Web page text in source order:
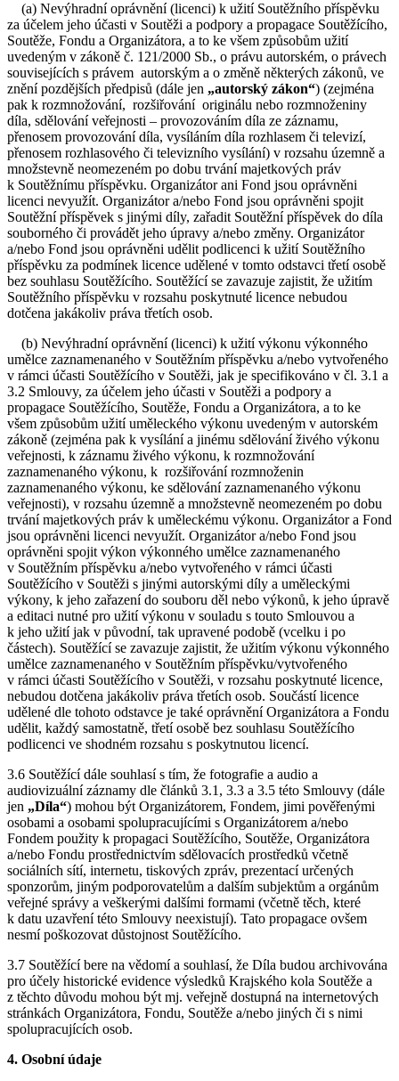
(a) Nevýhradní oprávnění (licenci) k užití Soutěžního příspěvku
za účelem jeho účasti v Soutěži a podpory a propagace Soutěžícího,
Soutěže, Fondu a Organizátora, a to ke všem způsobům užití
uvedeným v zákoně č. 121/2000 Sb., o právu autorském, o právech
souvisejících s právem autorským a o změně některých zákonů, ve
znění pozdějších předpisů (dále jen „autorský zákon“) (zejména
pak k rozmnožování, rozšiřování originálu nebo rozmnoženiny
díla, sdělování veřejnosti – provozováním díla ze záznamu,
přenosem provozování díla, vysíláním díla rozhlasem či televizí,
přenosem rozhlasového či televizního vysílání) v rozsahu územně a
množstevně neomezeném po dobu trvání majetkových práv
k Soutěžnímu příspěvku. Organizátor ani Fond jsou oprávněni
licenci nevyužít. Organizátor a/nebo Fond jsou oprávněni spojit
Soutěžní příspěvek s jinými díly, zařadit Soutěžní příspěvek do díla
souborného či provádět jeho úpravy a/nebo změny. Organizátor
a/nebo Fond jsou oprávněni udělit podlicenci k užití Soutěžního
příspěvku za podmínek licence udělené v tomto odstavci třetí osobě
bez souhlasu Soutěžícího. Soutěžící se zavazuje zajistit, že užitím
Soutěžního příspěvku v rozsahu poskytnuté licence nebudou
dotčena jakákoliv práva třetích osob.
(b) Nevýhradní oprávnění (licenci) k užití výkonu výkonného
umělce zaznamenaného v Soutěžním příspěvku a/nebo vytvořeného
v rámci účasti Soutěžícího v Soutěži, jak je specifikováno v čl. 3.1 a
3.2 Smlouvy, za účelem jeho účasti v Soutěži a podpory a
propagace Soutěžícího, Soutěže, Fondu a Organizátora, a to ke
všem způsobům užití uměleckého výkonu uvedeným v autorském
zákoně (zejména pak k vysílání a jinému sdělování živého výkonu
veřejnosti, k záznamu živého výkonu, k rozmnožování
zaznamenaného výkonu, k rozšiřování rozmnoženin
zaznamenaného výkonu, ke sdělování zaznamenaného výkonu
veřejnosti), v rozsahu územně a množstevně neomezeném po dobu
trvání majetkových práv k uměleckému výkonu. Organizátor a Fond
jsou oprávněni licenci nevyužít. Organizátor a/nebo Fond jsou
oprávněni spojit výkon výkonného umělce zaznamenaného
v Soutěžním příspěvku a/nebo vytvořeného v rámci účasti
Soutěžícího v Soutěži s jinými autorskými díly a uměleckými
výkony, k jeho zařazení do souboru děl nebo výkonů, k jeho úpravě
a editaci nutné pro užití výkonu v souladu s touto Smlouvou a
k jeho užití jak v původní, tak upravené podobě (vcelku i po
částech). Soutěžící se zavazuje zajistit, že užitím výkonu výkonného
umělce zaznamenaného v Soutěžním příspěvku/vytvořeného
v rámci účasti Soutěžícího v Soutěži, v rozsahu poskytnuté licence,
nebudou dotčena jakákoliv práva třetích osob. Součástí licence
udělené dle tohoto odstavce je také oprávnění Organizátora a Fondu
udělit, každý samostatně, třetí osobě bez souhlasu Soutěžícího
podlicenci ve shodném rozsahu s poskytnutou licencí.
3.6 Soutěžící dále souhlasí s tím, že fotografie a audio a
audiovizuální záznamy dle článků 3.1, 3.3 a 3.5 této Smlouvy (dále
jen „Díla“) mohou být Organizátorem, Fondem, jimi pověřenými
osobami a osobami spolupracujícími s Organizátorem a/nebo
Fondem použity k propagaci Soutěžícího, Soutěže, Organizátora
a/nebo Fondu prostřednictvím sdělovacích prostředků včetně
sociálních sítí, internetu, tiskových zpráv, prezentací určených
sponzorům, jiným podporovatelům a dalším subjektům a orgánům
veřejné správy a veškerými dalšími formami (včetně těch, které
k datu uzavření této Smlouvy neexistují). Tato propagace ovšem
nesmí poškozovat důstojnost Soutěžícího.
3.7 Soutěžící bere na vědomí a souhlasí, že Díla budou archivována
pro účely historické evidence výsledků Krajského kola Soutěže a
z těchto důvodu mohou být mj. veřejně dostupná na internetových
stránkách Organizátora, Fondu, Soutěže a/nebo jiných či s nimi
spolupracujících osob.
4. Osobní údaje